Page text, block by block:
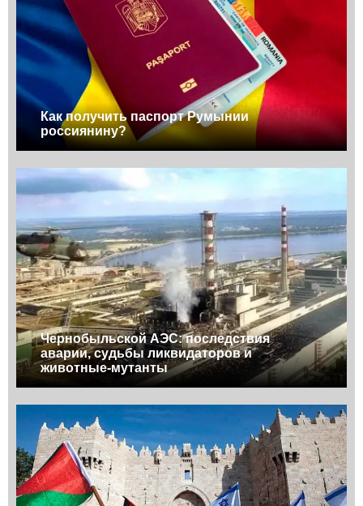
Как получить паспорт Румынии
россиянину?
Чернобыльской АЭС: последствия
аварии, судьбы ликвидаторов и
животные-мутанты